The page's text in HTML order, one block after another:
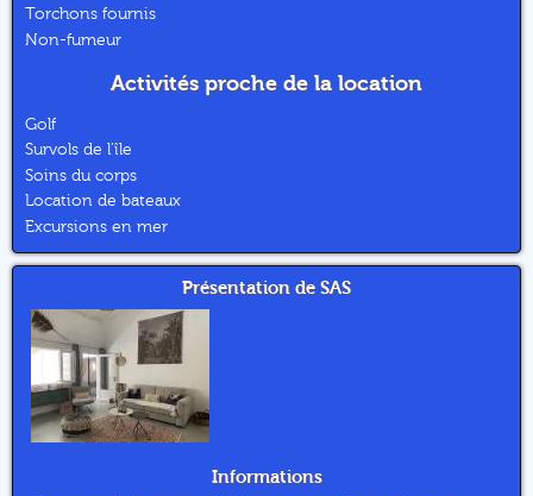
Torchons fournis
Non-fumeur
Activités proche de la location
Golf
Survols de l'île
Soins du corps
Location de bateaux
Excursions en mer
Présentation de SAS
Informations